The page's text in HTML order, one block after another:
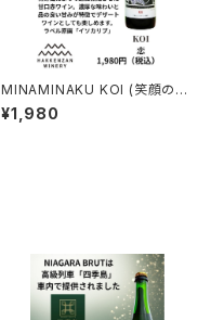
MINAMINAKU KOI (笑顔の
私・恋）
¥1,980